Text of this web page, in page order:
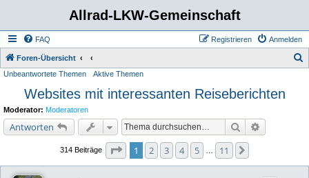
Allrad-LKW-Gemeinschaft
FAQ Anmelden
Registrieren
Foren-Übersicht
Unbeantwortete Themen Aktive Themen
Websites mit interessanten Reiseberichten
Moderator: Moderatoren
Antworten Suche
314 Beiträge Seite von
1 2 3 4 5 11